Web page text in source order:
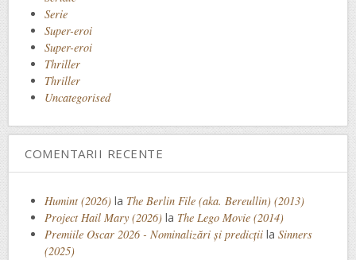
Serie
Super-eroi
Super-eroi
Thriller
Thriller
Uncategorised
COMENTARII RECENTE
Humint (2026) la The Berlin File (aka. Bereullin) (2013)
Project Hail Mary (2026) la The Lego Movie (2014)
Premiile Oscar 2026 - Nominalizări și predicții la Sinners
(2025)